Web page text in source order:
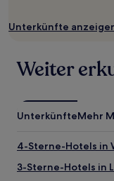
Unterkünfte
Weiter
UnterkünfteMehr
4-Sterne-Hotels in
3-Sterne-Hotels in